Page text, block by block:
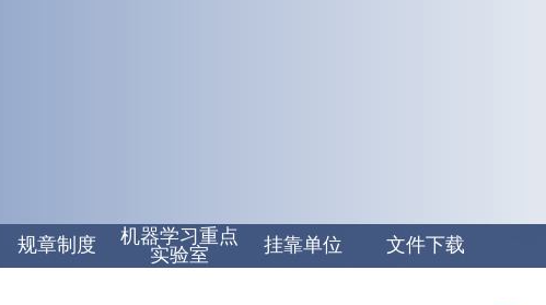
规章制度
机器学习重点
实验室
挂靠单位 文件下载